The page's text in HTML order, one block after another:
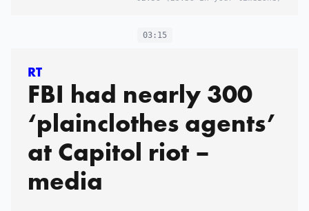
03:15
RT
FBI had nearly 300
‘plainclothes agents’
at Capitol riot –
media